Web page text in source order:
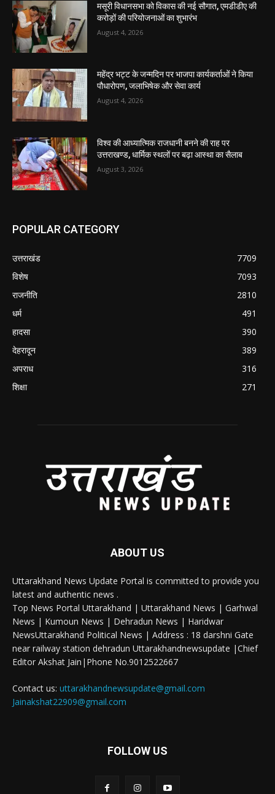
मसूरी विधानसभा को विकास की नई सौगात, एमडीडीए की
करोड़ों की परियोजनाओं का शुभारंभ
August 4, 2026
महेंद्र भट्ट के जन्मदिन पर भाजपा कार्यकर्ताओं ने किया
पौधारोपण, जलाभिषेक और सेवा कार्य
August 4, 2026
विश्व की आध्यात्मिक राजधानी बनने की राह पर
उत्तराखण्ड, धार्मिक स्थलों पर बढ़ा आस्था का सैलाब
August 3, 2026
POPULAR CATEGORY
उत्तराखंड
7709
विशेष
7093
राजनीति
2810
धर्म
491
हादसा
390
देहरादून
389
अपराध
316
शिक्षा
271
ABOUT US
Uttarakhand News Update Portal is committed to provide you
latest and authentic news .
Top News Portal Uttarakhand | Uttarakhand News | Garhwal
News | Kumoun News | Dehradun News | Haridwar
NewsUttarakhand Political News | Address : 18 darshni Gate
near railway station dehradun Uttarakhandnewsupdate |Chief
Editor Akshat Jain|Phone No.9012522667
Contact us: uttarakhandnewsupdate@gmail.com
Jainakshat22909@gmail.com
FOLLOW US